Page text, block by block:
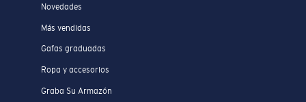
Novedades
Más vendidas
Gafas graduadas
Ropa y accesorios
Graba Su Armazón